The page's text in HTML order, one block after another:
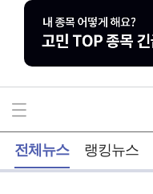
전체뉴스 랭킹뉴스